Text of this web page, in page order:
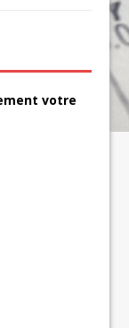
votre